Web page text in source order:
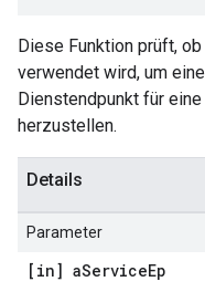
Diese Funktion prüft,
verwendet wird, um
Dienstendpunkt für
herzustellen.
Details
Parameter
[in] aServiceEp